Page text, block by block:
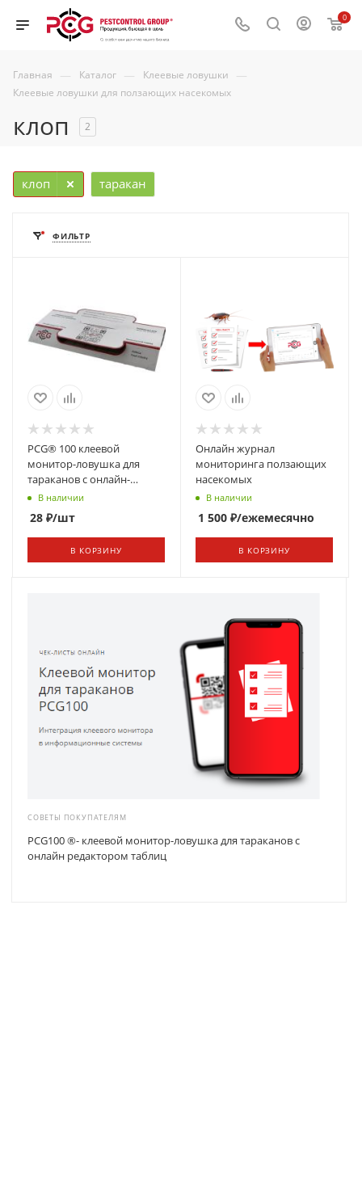
0
Главная — Каталог — Клеевые ловушки —
Клеевые ловушки для ползающих насекомых
клоп 2
таракан
клоп
ФИЛЬТР
PCG® 100 клеевой
монитор-ловушка для
тараканов с онлайн-
редактором таблиц
В наличии
28 ₽/шт
В КОРЗИНУ
Онлайн журнал
мониторинга ползающих
насекомых
В наличии
1 500 ₽/ежемесячно
В КОРЗИНУ
СОВЕТЫ ПОКУПАТЕЛЯМ
PCG100 ®- клеевой монитор-ловушка для тараканов с
онлайн редактором таблиц